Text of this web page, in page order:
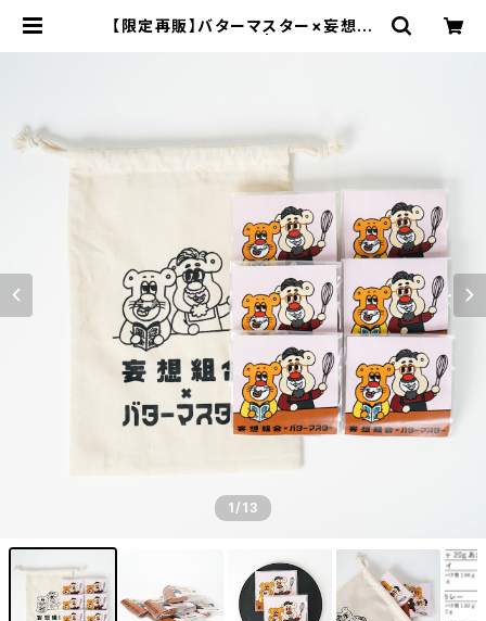
【限定再販】バターマスター×妄想組
1/13